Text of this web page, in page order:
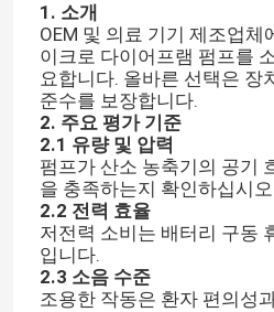
1. 소개
OEM 및 의료 기기 제조업체
이크로 다이어프램 펌프를
요합니다. 올바른 선택은 장
준수를 보장합니다.
2. 주요 평가 기준
2.1 유량 및 압력
펌프가 산소 농축기의 공기
을 충족하는지 확인하십시
2.2 전력 효율
저전력 소비는 배터리 구동
입니다.
2.3 소음 수준
조용한 작동은 환자 편의성